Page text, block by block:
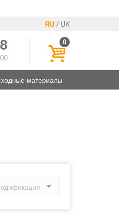
RU / UK
0
материалы